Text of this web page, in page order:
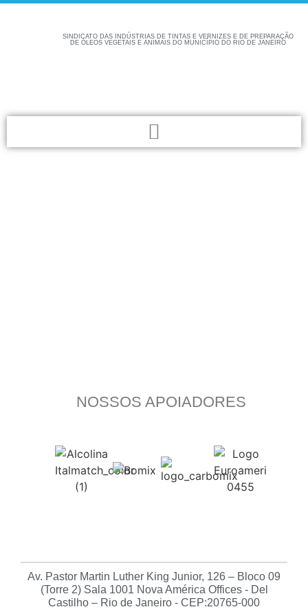
SINDICATO DAS INDÚSTRIAS DE TINTAS E VERNIZES E DE PREPARAÇÃO
DE ÓLEOS VEGETAIS E ANIMAIS DO MUNICÍPIO DO RIO DE JANEIRO
NOSSOS APOIADORES
Av. Pastor Martin Luther King Junior, 126 – Bloco 09
(Torre 2) Sala 1001 Nova América Offices - Del
Castilho – Rio de Janeiro - CEP:20765-000